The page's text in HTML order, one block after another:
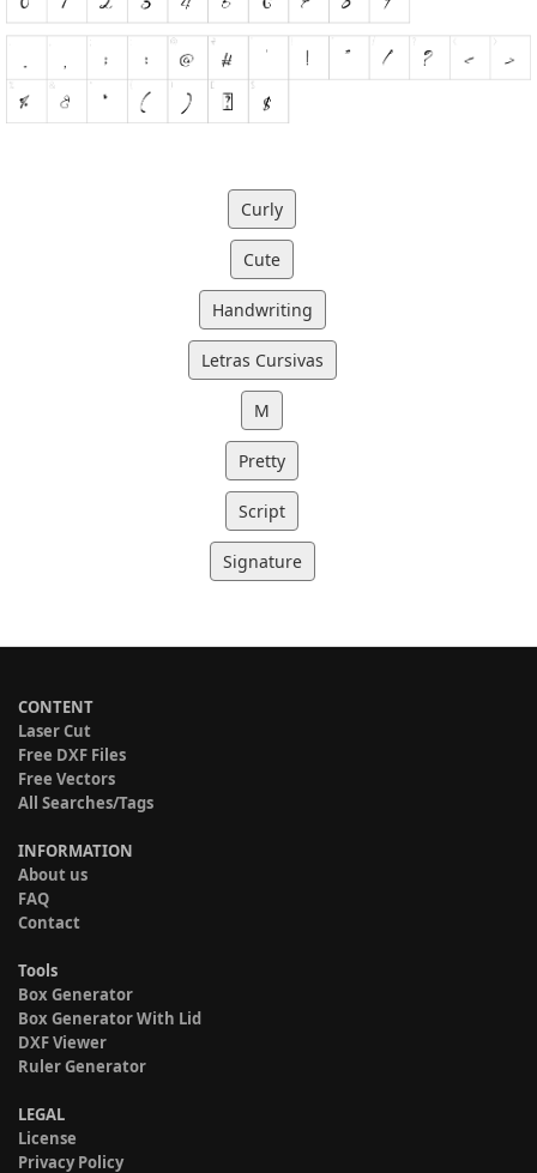
Curly
Cute
Handwriting
Letras Cursivas
M
Pretty
Script
Signature
CONTENT
Laser Cut
Free DXF Files
Free Vectors
All Searches/Tags
INFORMATION
About us
FAQ
Contact
Tools
Box Generator
Box Generator With Lid
DXF Viewer
Ruler Generator
LEGAL
License
Privacy Policy